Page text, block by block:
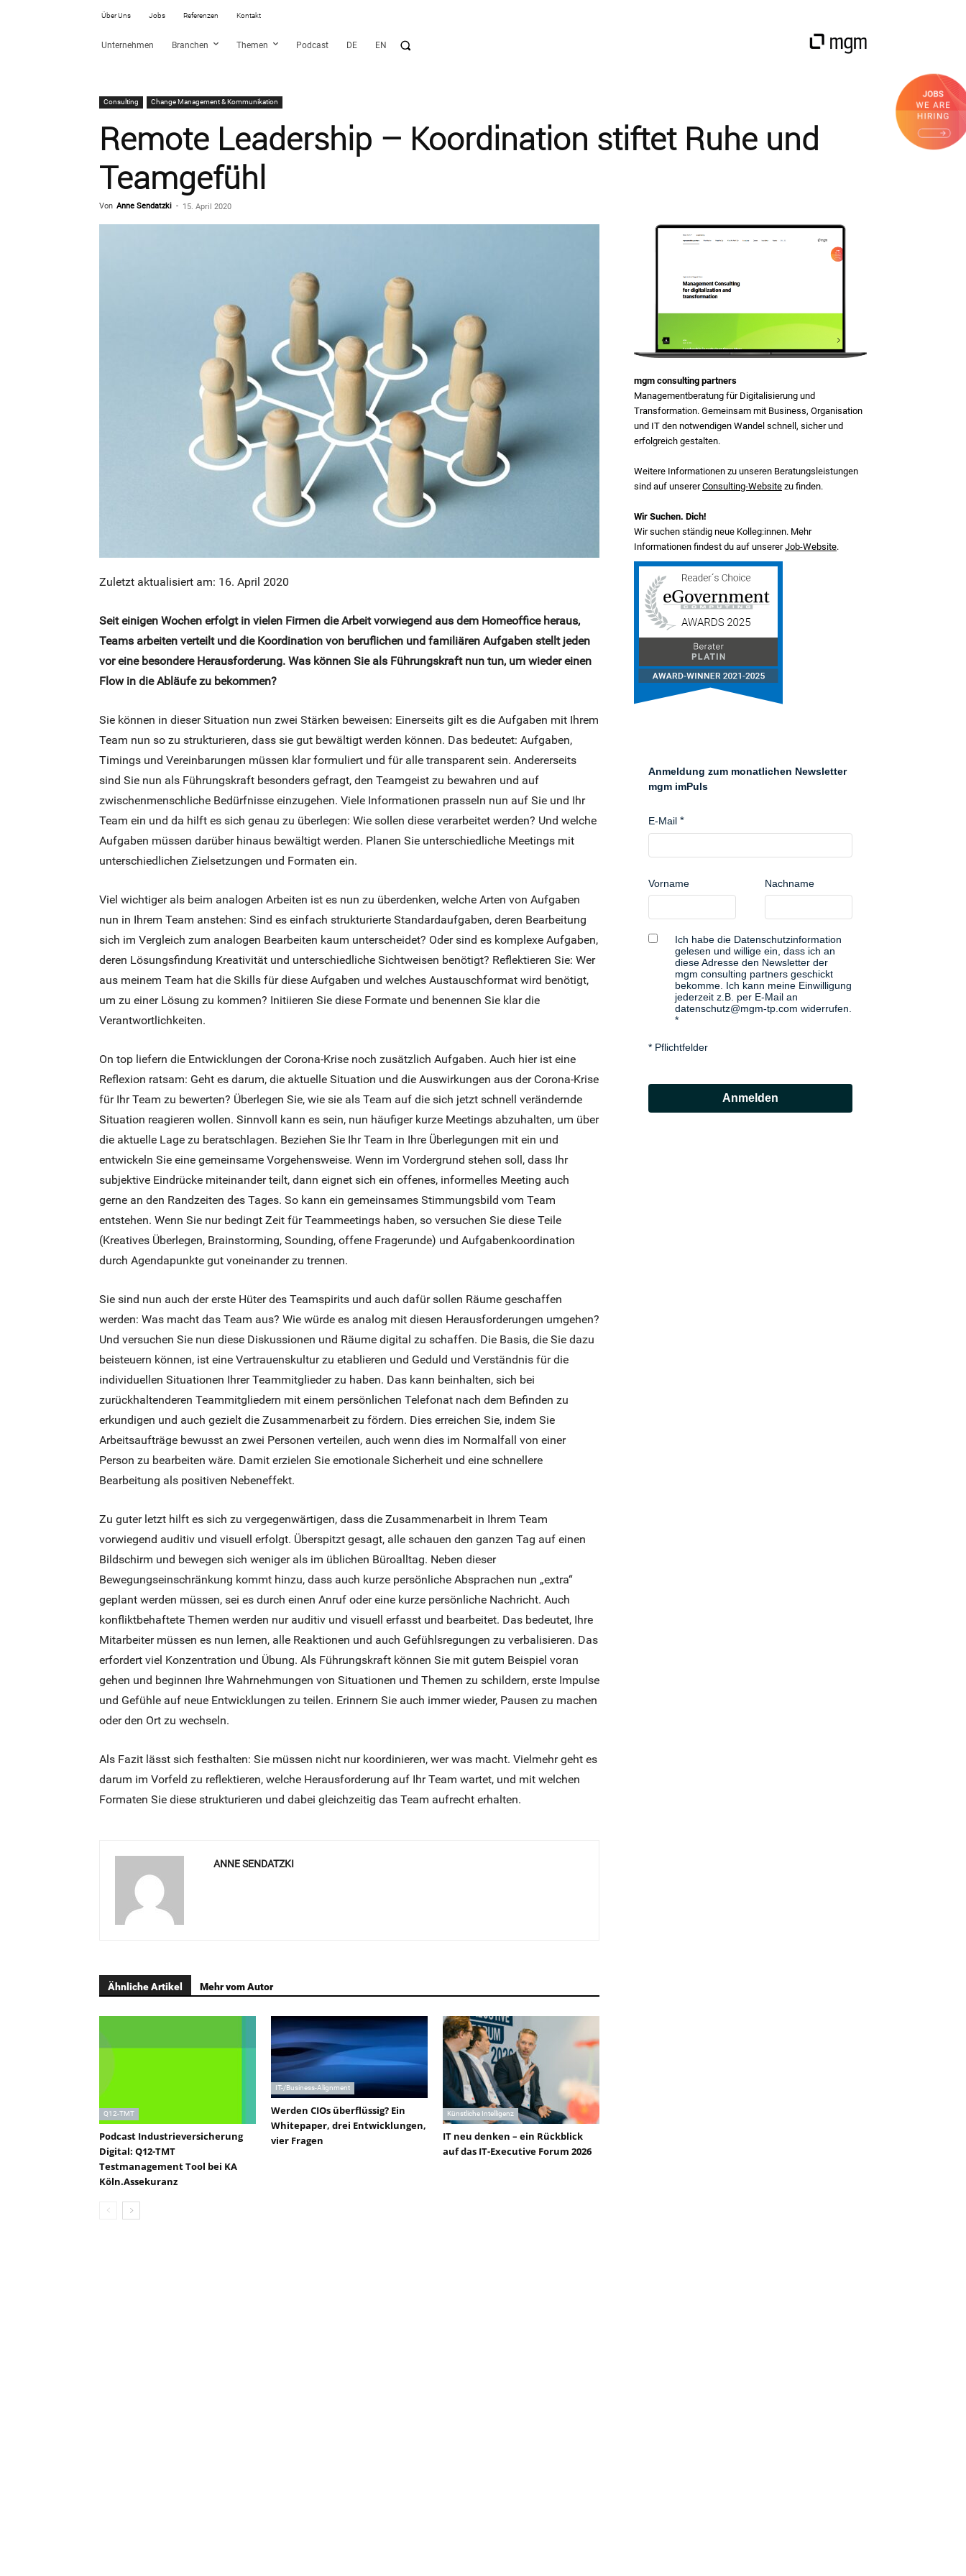
Über Uns Jobs Referenzen Kontakt
Unternehmen Branchen Themen Podcast DE EN
Consulting Change Management & Kommunikation
Remote Leadership – Koordination stiftet Ruhe und
Teamgefühl
Von Anne Sendatzki - 15. April 2020
Zuletzt aktualisiert am: 16. April 2020
Seit einigen Wochen erfolgt in vielen Firmen die Arbeit vorwiegend aus dem Homeoffice heraus,
Teams arbeiten verteilt und die Koordination von beruflichen und familiären Aufgaben stellt jeden
vor eine besondere Herausforderung. Was können Sie als Führungskraft nun tun, um wieder einen
Flow in die Abläufe zu bekommen?
Sie können in dieser Situation nun zwei Stärken beweisen: Einerseits gilt es die Aufgaben mit Ihrem
Team nun so zu strukturieren, dass sie gut bewältigt werden können. Das bedeutet: Aufgaben,
Timings und Vereinbarungen müssen klar formuliert und für alle transparent sein. Andererseits
sind Sie nun als Führungskraft besonders gefragt, den Teamgeist zu bewahren und auf
zwischenmenschliche Bedürfnisse einzugehen. Viele Informationen prasseln nun auf Sie und Ihr
Team ein und da hilft es sich genau zu überlegen: Wie sollen diese verarbeitet werden? Und welche
Aufgaben müssen darüber hinaus bewältigt werden. Planen Sie unterschiedliche Meetings mit
unterschiedlichen Zielsetzungen und Formaten ein.
Viel wichtiger als beim analogen Arbeiten ist es nun zu überdenken, welche Arten von Aufgaben
nun in Ihrem Team anstehen: Sind es einfach strukturierte Standardaufgaben, deren Bearbeitung
sich im Vergleich zum analogen Bearbeiten kaum unterscheidet? Oder sind es komplexe Aufgaben,
deren Lösungsfindung Kreativität und unterschiedliche Sichtweisen benötigt? Reflektieren Sie: Wer
aus meinem Team hat die Skills für diese Aufgaben und welches Austauschformat wird benötigt,
um zu einer Lösung zu kommen? Initiieren Sie diese Formate und benennen Sie klar die
Verantwortlichkeiten.
On top liefern die Entwicklungen der Corona-Krise noch zusätzlich Aufgaben. Auch hier ist eine
Reflexion ratsam: Geht es darum, die aktuelle Situation und die Auswirkungen aus der Corona-Krise
für Ihr Team zu bewerten? Überlegen Sie, wie sie als Team auf die sich jetzt schnell verändernde
Situation reagieren wollen. Sinnvoll kann es sein, nun häufiger kurze Meetings abzuhalten, um über
die aktuelle Lage zu beratschlagen. Beziehen Sie Ihr Team in Ihre Überlegungen mit ein und
entwickeln Sie eine gemeinsame Vorgehensweise. Wenn im Vordergrund stehen soll, dass Ihr
subjektive Eindrücke miteinander teilt, dann eignet sich ein offenes, informelles Meeting auch
gerne an den Randzeiten des Tages. So kann ein gemeinsames Stimmungsbild vom Team
entstehen. Wenn Sie nur bedingt Zeit für Teammeetings haben, so versuchen Sie diese Teile
(Kreatives Überlegen, Brainstorming, Sounding, offene Fragerunde) und Aufgabenkoordination
durch Agendapunkte gut voneinander zu trennen.
Sie sind nun auch der erste Hüter des Teamspirits und auch dafür sollen Räume geschaffen
werden: Was macht das Team aus? Wie würde es analog mit diesen Herausforderungen umgehen?
Und versuchen Sie nun diese Diskussionen und Räume digital zu schaffen. Die Basis, die Sie dazu
beisteuern können, ist eine Vertrauenskultur zu etablieren und Geduld und Verständnis für die
individuellen Situationen Ihrer Teammitglieder zu haben. Das kann beinhalten, sich bei
zurückhaltenderen Teammitgliedern mit einem persönlichen Telefonat nach dem Befinden zu
erkundigen und auch gezielt die Zusammenarbeit zu fördern. Dies erreichen Sie, indem Sie
Arbeitsaufträge bewusst an zwei Personen verteilen, auch wenn dies im Normalfall von einer
Person zu bearbeiten wäre. Damit erzielen Sie emotionale Sicherheit und eine schnellere
Bearbeitung als positiven Nebeneffekt.
Zu guter letzt hilft es sich zu vergegenwärtigen, dass die Zusammenarbeit in Ihrem Team
vorwiegend auditiv und visuell erfolgt. Überspitzt gesagt, alle schauen den ganzen Tag auf einen
Bildschirm und bewegen sich weniger als im üblichen Büroalltag. Neben dieser
Bewegungseinschränkung kommt hinzu, dass auch kurze persönliche Absprachen nun „extra“
geplant werden müssen, sei es durch einen Anruf oder eine kurze persönliche Nachricht. Auch
konfliktbehaftete Themen werden nur auditiv und visuell erfasst und bearbeitet. Das bedeutet, Ihre
Mitarbeiter müssen es nun lernen, alle Reaktionen und auch Gefühlsregungen zu verbalisieren. Das
erfordert viel Konzentration und Übung. Als Führungskraft können Sie mit gutem Beispiel voran
gehen und beginnen Ihre Wahrnehmungen von Situationen und Themen zu schildern, erste Impulse
und Gefühle auf neue Entwicklungen zu teilen. Erinnern Sie auch immer wieder, Pausen zu machen
oder den Ort zu wechseln.
Als Fazit lässt sich festhalten: Sie müssen nicht nur koordinieren, wer was macht. Vielmehr geht es
darum im Vorfeld zu reflektieren, welche Herausforderung auf Ihr Team wartet, und mit welchen
Formaten Sie diese strukturieren und dabei gleichzeitig das Team aufrecht erhalten.
ANNE SENDATZKI
Ähnliche Artikel Mehr vom Autor
Q12-TMT
Podcast Industrieversicherung
Digital: Q12-TMT
Testmanagement Tool bei KA
Köln.Assekuranz
IT-/Business-Alignment
Werden CIOs überflüssig? Ein
Whitepaper, drei Entwicklungen,
vier Fragen
Künstliche Intelligenz
IT neu denken – ein Rückblick
auf das IT-Executive Forum 2026
mgm consulting partners
Managementberatung für Digitalisierung und
Transformation. Gemeinsam mit Business, Organisation
und IT den notwendigen Wandel schnell, sicher und
erfolgreich gestalten.
Weitere Informationen zu unseren Beratungsleistungen
sind auf unsererConsulting-Website zu finden.
Wir Suchen. Dich!
Wir suchen ständig neue Kolleg:innen. Mehr
Informationen findest du auf unsererJob-Website.
Anmeldung zum monatlichen Newsletter
mgm imPuls
E-Mail
Vorname Nachname
Ich habe die Datenschutzinformation
gelesen und willige ein, dass ich an
diese Adresse den Newsletter der
mgm consulting partners geschickt
bekomme. Ich kann meine Einwilligung
jederzeit z.B. per E-Mail an
datenschutz@mgm-tp.com widerrufen.
* Pflichtfelder
Anmelden